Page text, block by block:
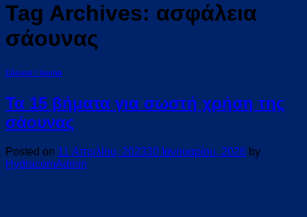
Tag Archives: ασφάλεια
σάουνας
Σάουνα / Sauna
Τα 15 βήματα για σωστή χρήση της
σάουνας
Posted on 11 Απριλίου, 202330 Ιανουαρίου, 2026 by
HydracomAdmin